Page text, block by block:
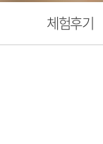
체험후기